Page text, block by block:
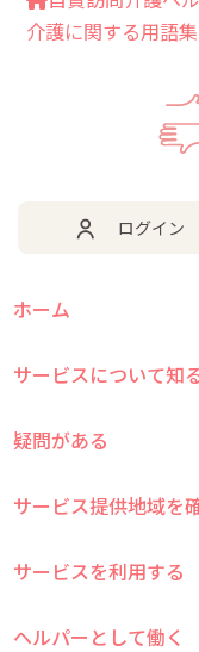
介護に関する用語集
ログイン
ホーム
サービスについて知
疑問がある
サービス提供地域を
サービスを利用する
ヘルパーとして働く